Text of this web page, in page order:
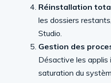
Réinstallation
les dossiers
Studio.
Gestion des
Désactive les applis
saturation du